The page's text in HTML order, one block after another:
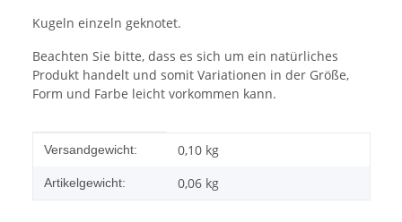
Kugeln einzeln geknotet.
Beachten Sie bitte, dass es sich um ein natürliches
Produkt handelt und somit Variationen in der Größe,
Form und Farbe leicht vorkommen kann.
Produkteigenschaft
Wert
Versandgewicht: 0,10 kg
Artikelgewicht: 0,06 kg